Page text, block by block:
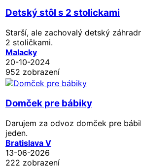
Detský stôl s 2 stolickami
Starší, ale zachovalý detský
2 stoličkami.
Malacky
20-10-2024
952 zobrazení
Domček pre bábiky
Darujem za odvoz domček pre
jeden.
Bratislava V
13-06-2026
222 zobrazení